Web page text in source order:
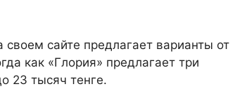
своем сай­те предлагает варианты от
как «Глория» предлага­ет три
23 ты­сяч тенге.